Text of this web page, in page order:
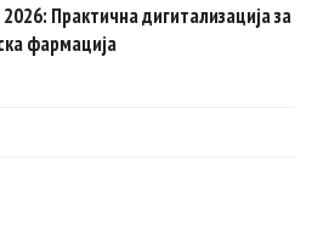
Практична дигитализација за
фармација